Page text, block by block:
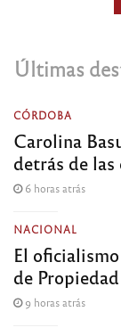
Últimas
CÓRDOBA
Carolina
detrás de las
6 horas atrás
NACIONAL
El
de
9 horas atrás